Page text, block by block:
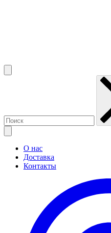
О нас
Доставка
Контакты